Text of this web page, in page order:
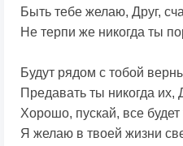
Быть тебе желаю, Друг,
Не терпи же никогда ты
Будут рядом с тобой
Предавать ты никогда их,
Хорошо, пускай, все будет
Я желаю в твоей жизни